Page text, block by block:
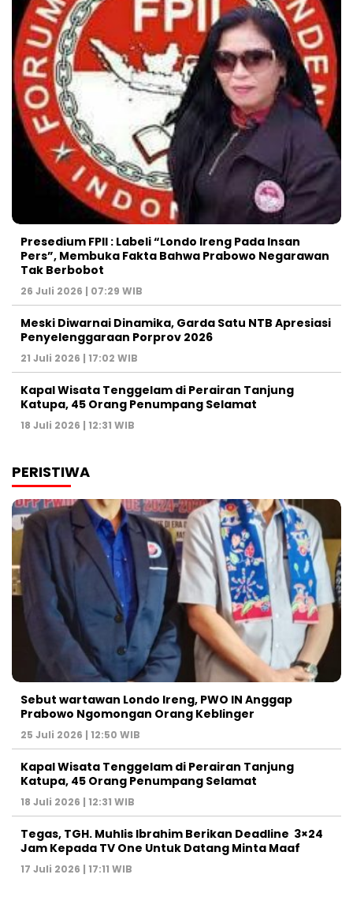
Presedium FPII : Labeli “Londo Ireng Pada Insan
Pers”, Membuka Fakta Bahwa Prabowo Negarawan
Tak Berbobot
26 Juli 2026 | 07:29 WIB
Meski Diwarnai Dinamika, Garda Satu NTB Apresiasi
Penyelenggaraan Porprov 2026 ‎
21 Juli 2026 | 17:02 WIB
Kapal Wisata Tenggelam di Perairan Tanjung
Katupa, 45 Orang Penumpang Selamat
18 Juli 2026 | 12:31 WIB
PERISTIWA
Sebut wartawan Londo Ireng, PWO IN Anggap
Prabowo Ngomongan Orang Keblinger
25 Juli 2026 | 12:50 WIB
Kapal Wisata Tenggelam di Perairan Tanjung
Katupa, 45 Orang Penumpang Selamat
18 Juli 2026 | 12:31 WIB
Tegas, TGH. Muhlis Ibrahim Berikan Deadline 3×24
Jam Kepada TV One Untuk Datang Minta Maaf
17 Juli 2026 | 17:11 WIB